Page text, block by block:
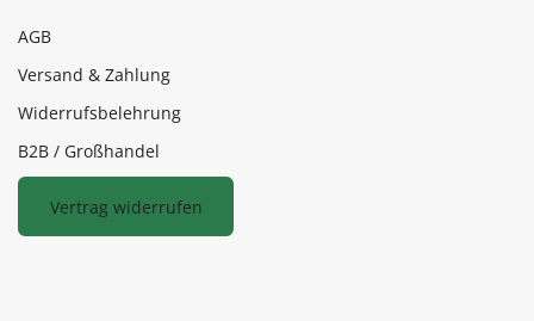
AGB
Versand & Zahlung
Widerrufsbelehrung
B2B / Großhandel
Vertrag widerrufen